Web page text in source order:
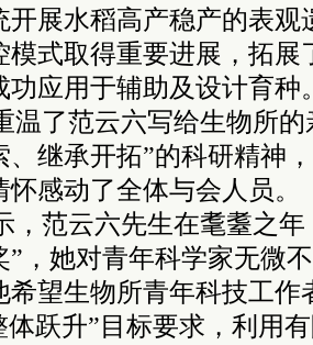
开展水稻高产稳产的表观
模式取得重要进展，拓展
功应用于辅助及设计育种
温了范云六写给生物所
、继承开拓”的科研精神
感动了全体与会人员。
，范云六先生在耄耋之
”，她对青年科学家无微
希望生物所青年科技工作
体跃升”目标要求，利用